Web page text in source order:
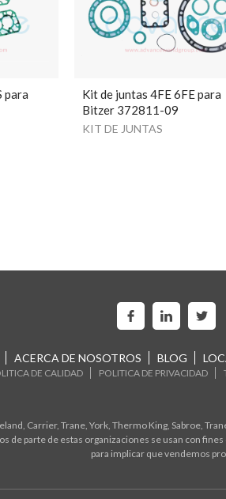
para
Kit de juntas 4FE 6FE para
Bitzer 372811-09
KIT DE JUNTAS
ACERCA DE NOSOTROS BLOG
DE CALIDAD POLITICA DE PRIVACIDAD
Carrier, Trane, York, Thermo King, Sabroe,
parte de estas organizaciones se usan con
para implicar que vendemos